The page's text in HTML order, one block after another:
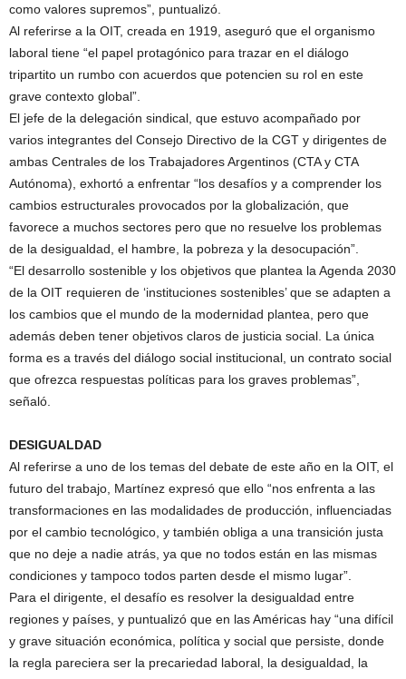
como valores supremos”, puntualizó.
Al referirse a la OIT, creada en 1919, aseguró que el organismo
laboral tiene “el papel protagónico para trazar en el diálogo
tripartito un rumbo con acuerdos que potencien su rol en este
grave contexto global”.
El jefe de la delegación sindical, que estuvo acompañado por
varios integrantes del Consejo Directivo de la CGT y dirigentes de
ambas Centrales de los Trabajadores Argentinos (CTA y CTA
Autónoma), exhortó a enfrentar “los desafíos y a comprender los
cambios estructurales provocados por la globalización, que
favorece a muchos sectores pero que no resuelve los problemas
de la desigualdad, el hambre, la pobreza y la desocupación”.
“El desarrollo sostenible y los objetivos que plantea la Agenda 2030
de la OIT requieren de ‘instituciones sostenibles’ que se adapten a
los cambios que el mundo de la modernidad plantea, pero que
además deben tener objetivos claros de justicia social. La única
forma es a través del diálogo social institucional, un contrato social
que ofrezca respuestas políticas para los graves problemas”,
señaló.
DESIGUALDAD
Al referirse a uno de los temas del debate de este año en la OIT, el
futuro del trabajo, Martínez expresó que ello “nos enfrenta a las
transformaciones en las modalidades de producción, influenciadas
por el cambio tecnológico, y también obliga a una transición justa
que no deje a nadie atrás, ya que no todos están en las mismas
condiciones y tampoco todos parten desde el mismo lugar”.
Para el dirigente, el desafío es resolver la desigualdad entre
regiones y países, y puntualizó que en las Américas hay “una difícil
y grave situación económica, política y social que persiste, donde
la regla pareciera ser la precariedad laboral, la desigualdad, la